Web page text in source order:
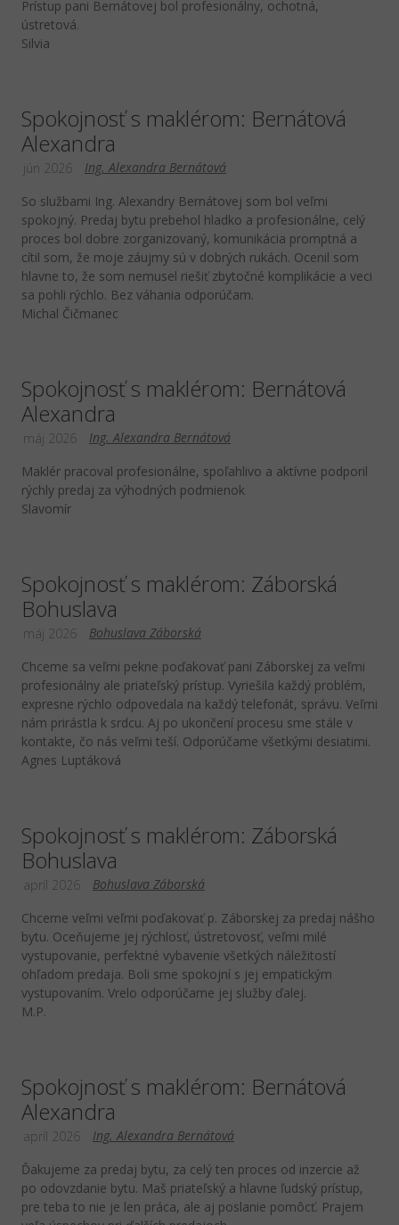
Prístup pani Bernátovej bol profesionálny, ochotná,
ústretová.
Silvia
Spokojnosť s maklérom: Bernátová
Alexandra
Ing. Alexandra Bernátová
jún 2026
So službami Ing. Alexandry Bernátovej som bol veľmi
spokojný. Predaj bytu prebehol hladko a profesionálne, celý
proces bol dobre zorganizovaný, komunikácia promptná a
cítil som, že moje záujmy sú v dobrých rukách. Ocenil som
hlavne to, že som nemusel riešiť zbytočné komplikácie a veci
sa pohli rýchlo. Bez váhania odporúčam.
Michal Čičmanec
Spokojnosť s maklérom: Bernátová
Alexandra
Ing. Alexandra Bernátová
máj 2026
Maklér pracoval profesionálne, spoľahlivo a aktívne podporil
rýchly predaj za výhodných podmienok
Slavomír
Spokojnosť s maklérom: Záborská
Bohuslava
Bohuslava Záborská
máj 2026
Chceme sa veľmi pekne poďakovať pani Záborskej za veľmi
profesionálny ale priateľský prístup. Vyriešila každý problém,
expresne rýchlo odpovedala na každý telefonát, správu. Veľmi
nám prirástla k srdcu. Aj po ukončení procesu sme stále v
kontakte, čo nás veľmi teší. Odporúčame všetkými desiatimi.
Agnes Luptáková
Spokojnosť s maklérom: Záborská
Bohuslava
Bohuslava Záborská
apríl 2026
Chceme veľmi veľmi poďakovať p. Záborskej za predaj nášho
bytu. Oceňujeme jej rýchlosť, ústretovosť, veľmi milé
vystupovanie, perfektné vybavenie všetkých náležitostí
ohľadom predaja. Boli sme spokojní s jej empatickým
vystupovaním. Vrelo odporúčame jej služby ďalej.
M.P.
Spokojnosť s maklérom: Bernátová
Alexandra
Ing. Alexandra Bernátová
apríl 2026
Ďakujeme za predaj bytu, za celý ten proces od inzercie až
po odovzdanie bytu. Maš priateľský a hlavne ľudský prístup,
pre teba to nie je len práca, ale aj poslanie pomôcť. Prajem